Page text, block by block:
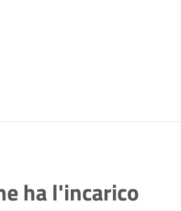
ha l'incarico